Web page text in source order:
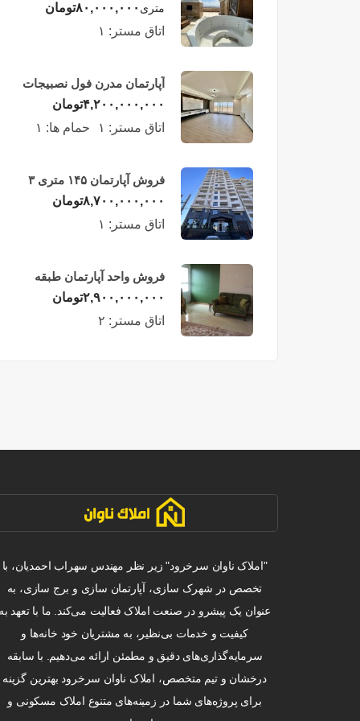
لوکس در طبقه چهاردهم
فریدونکنار
متری ۸۰,۰۰۰,۰۰۰تومان
اتاق مستر: ۱
آپارتمان مدرن فول نصبیجات
ساحلی/فریدونکنار
۴,۲۰۰,۰۰۰,۰۰۰تومان
اتاق مستر: ۱ حمام ها: ۱
فروش آپارتمان ۱۴۵ متری ۳
خوابه در فریدونکنار
۸,۷۰۰,۰۰۰,۰۰۰تومان
اتاق مستر: ۱
فروش واحد آپارتمان طبقه
چهارم در فریدونکنار
۲,۹۰۰,۰۰۰,۰۰۰تومان
اتاق مستر: ۲
"املاک ناوان سرخرود" زیر نظر مهندس سهراب احمدیان، با
تخصص در شهرک سازی، آپارتمان سازی و برج سازی، به
عنوان یک پیشرو در صنعت املاک فعالیت می‌کند. ما با تعهد به
کیفیت و خدمات بی‌نظیر، به مشتریان خود خانه‌ها و
سرمایه‌گذاری‌های دقیق و مطمئن ارائه می‌دهیم. با سابقه
درخشان و تیم متخصص، املاک ناوان سرخرود بهترین گزینه
برای پروژه‌های شما در زمینه‌های متنوع املاک مسکونی و